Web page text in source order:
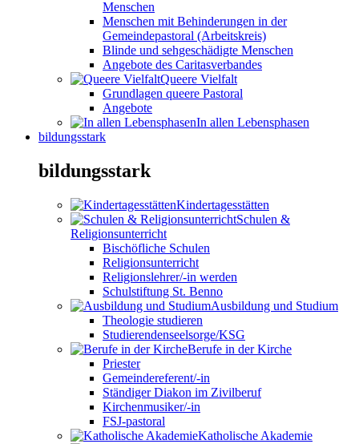
Menschen
Menschen mit Behinderungen in der
Gemeindepastoral (Arbeitskreis)
Blinde und sehgeschädigte Menschen
Angebote des Caritasverbandes
Queere Vielfalt
Grundlagen queere Pastoral
Angebote
In allen Lebensphasen
bildungsstark
bildungsstark
Kindertagesstätten
Schulen &
Religionsunterricht
Bischöfliche Schulen
Religionsunterricht
Religionslehrer/-in werden
Schulstiftung St. Benno
Ausbildung und Studium
Theologie studieren
Studierendenseelsorge/KSG
Berufe in der Kirche
Priester
Gemeindereferent/-in
Ständiger Diakon im Zivilberuf
Kirchenmusiker/-in
FSJ-pastoral
Katholische Akademie